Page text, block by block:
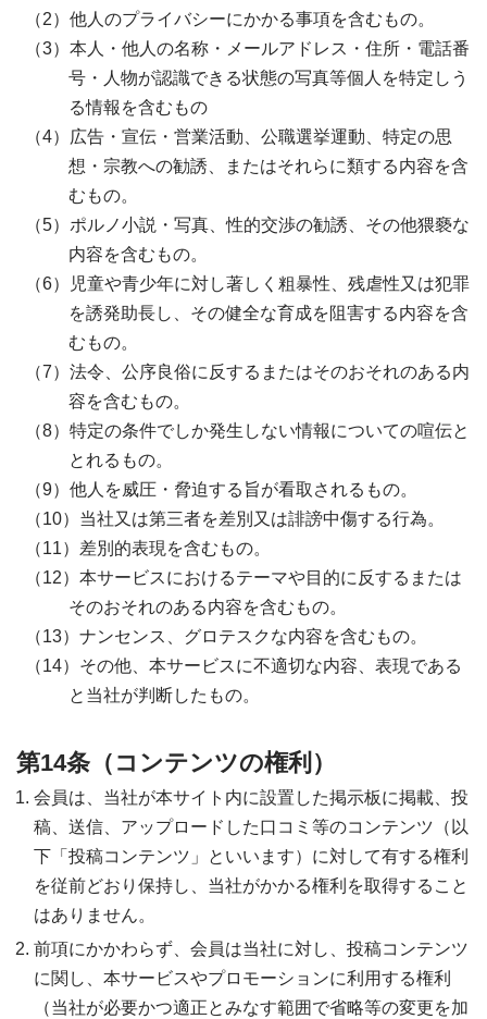
他人のプライバシーにかかる事項を含むもの。
本人・他人の名称・メールアドレス・住所・電話番
号・人物が認識できる状態の写真等個人を特定しう
る情報を含むもの
広告・宣伝・営業活動、公職選挙運動、特定の思
想・宗教への勧誘、またはそれらに類する内容を含
むもの。
ポルノ小説・写真、性的交渉の勧誘、その他猥褻な
内容を含むもの。
児童や青少年に対し著しく粗暴性、残虐性又は犯罪
を誘発助長し、その健全な育成を阻害する内容を含
むもの。
法令、公序良俗に反するまたはそのおそれのある内
容を含むもの。
特定の条件でしか発生しない情報についての喧伝と
とれるもの。
他人を威圧・脅迫する旨が看取されるもの。
当社又は第三者を差別又は誹謗中傷する行為。
差別的表現を含むもの。
本サービスにおけるテーマや目的に反するまたは
そのおそれのある内容を含むもの。
ナンセンス、グロテスクな内容を含むもの。
その他、本サービスに不適切な内容、表現である
と当社が判断したもの。
第14条（コンテンツの権利）
会員は、当社が本サイト内に設置した掲示板に掲載、投
稿、送信、アップロードした口コミ等のコンテンツ（以
下「投稿コンテンツ」といいます）に対して有する権利
を従前どおり保持し、当社がかかる権利を取得すること
はありません。
前項にかかわらず、会員は当社に対し、投稿コンテンツ
に関し、本サービスやプロモーションに利用する権利
（当社が必要かつ適正とみなす範囲で省略等の変更を加